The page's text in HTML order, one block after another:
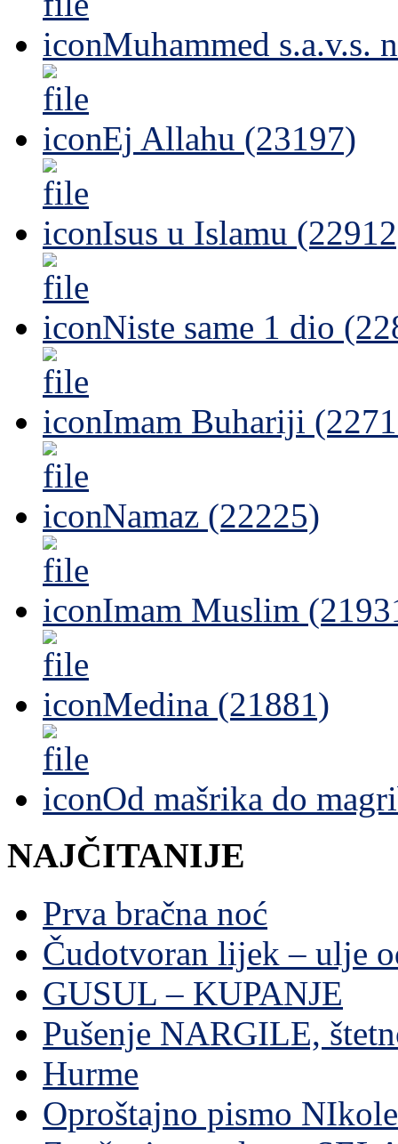
Muhammed s.a.v.s.
Ej Allahu (23197)
Isus u Islamu
Niste same 1 dio
Imam Buhariji
Namaz (22225)
Imam Muslim
Medina (21881)
Od mašrika do
NAJČITANIJE
Prva bračna noć
Čudotvoran lijek – ulje
GUSUL – KUPANJE
Pušenje NARGILE,
Hurme
Oproštajno pismo